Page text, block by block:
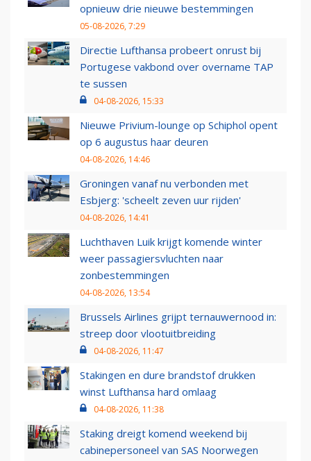
opnieuw drie nieuwe bestemmingen
05-08-2026, 7:29
Directie Lufthansa probeert onrust bij
Portugese vakbond over overname TAP
te sussen
04-08-2026, 15:33
Nieuwe Privium-lounge op Schiphol opent
op 6 augustus haar deuren
04-08-2026, 14:46
Groningen vanaf nu verbonden met
Esbjerg: 'scheelt zeven uur rijden'
04-08-2026, 14:41
Luchthaven Luik krijgt komende winter
weer passagiersvluchten naar
zonbestemmingen
04-08-2026, 13:54
Brussels Airlines grijpt ternauwernood in:
streep door vlootuitbreiding
04-08-2026, 11:47
Stakingen en dure brandstof drukken
winst Lufthansa hard omlaag
04-08-2026, 11:38
Staking dreigt komend weekend bij
cabinepersoneel van SAS Noorwegen